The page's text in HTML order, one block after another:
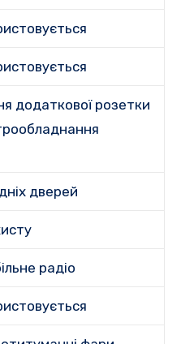
додаткової розетки
дверей
радіо